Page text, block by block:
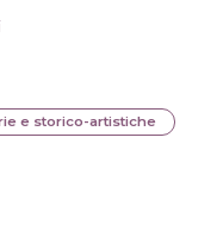
e storico-artistiche